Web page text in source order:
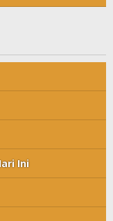
Ini